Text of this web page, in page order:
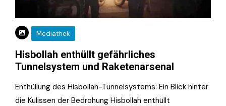
Mediathek
Hisbollah enthüllt gefährliches
Tunnelsystem und Raketenarsenal
Enthüllung des Hisbollah-Tunnelsystems: Ein Blick hinter
die Kulissen der Bedrohung Hisbollah enthüllt